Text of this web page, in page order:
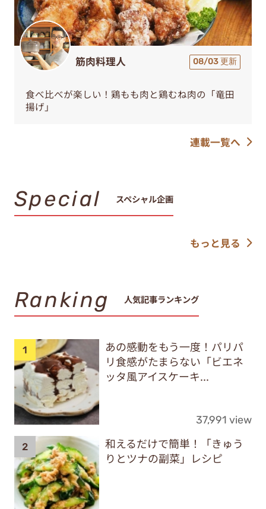
筋肉料理人 08/03 更新
食べ比べが楽しい！鶏もも肉と鶏むね肉の「竜田
揚げ」
連載一覧へ
Special スペシャル企画
もっと見る
Ranking 人気記事ランキング
あの感動をもう一度！パリパ
リ食感がたまらない「ビエネ
ッタ風アイスケーキ...
37,991 view
和えるだけで簡単！「きゅう
りとツナの副菜」レシピ